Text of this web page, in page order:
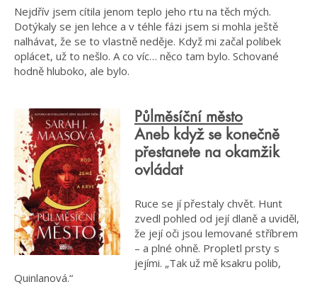
Nejdřív jsem cítila jenom teplo jeho rtu na těch mých.
Dotýkaly se jen lehce a v téhle fázi jsem si mohla ještě
nalhávat, že se to vlastně neděje. Když mi začal polibek
oplácet, už to nešlo. A co víc… něco tam bylo. Schované
hodně hluboko, ale bylo.
Půlměsíční město
Aneb když se konečně
přestanete na okamžik
ovládat
Ruce se jí přestaly chvět. Hunt
zvedl pohled od její dlaně a uviděl,
že její oči jsou lemované stříbrem
– a plné ohně. Propletl prsty s
jejími. „Tak už mě ksakru polib,
Quinlanová.“